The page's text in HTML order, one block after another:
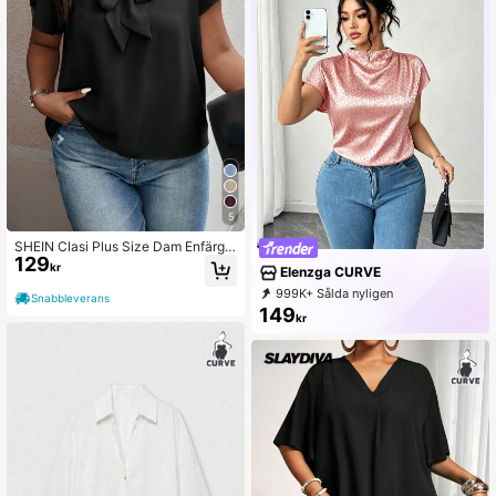
5
SHEIN Clasi Plus Size Dam Enfärga
d Knytkrage Volang ärm Blus
129kr
Snabbleverans
Elenzga CURVE
999K+ Sålda nyligen
999K+ Återköp
651K Prenumeration
149kr